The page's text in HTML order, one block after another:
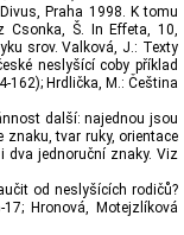
Praha 1998. K tomu
Csonka, Š. In Effeta, 10,
srov. Valková, J.: Texty
neslyšící coby příklad
162); Hrdlička, M.: Čeština
další: najednou jsou
tvar ruky, orientace
dva jednoruční znaky. Viz
od neslyšících rodičů?
Hronová, Motejzlíková